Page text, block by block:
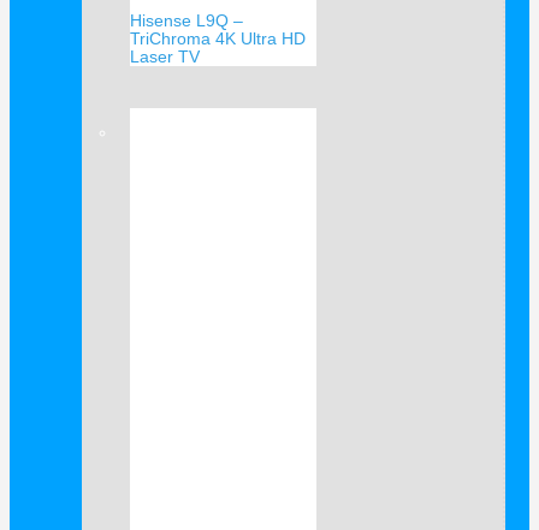
Hisense L9Q –
TriChroma 4K Ultra HD
Laser TV